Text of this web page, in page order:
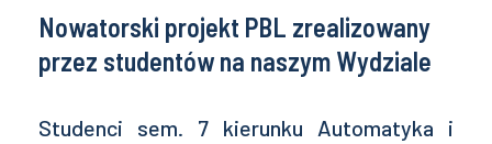
Nowatorski projekt PBL zrealizowany
przez studentów na naszym Wydziale
Studenci sem. 7 kierunku Automatyka i